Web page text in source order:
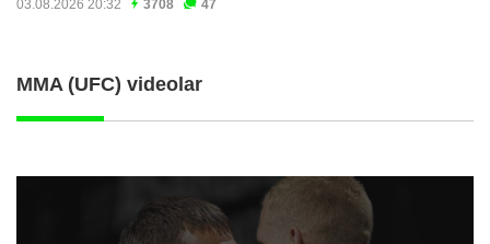
03.08.2026 20:32 3708 47
MMA (UFC) videolar